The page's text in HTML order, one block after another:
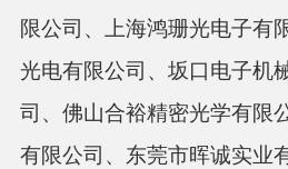
限公司、上海鸿珊光电子有
光电有限公司、坂口电子机
司、佛山合裕精密光学有限
有限公司、东莞市晖诚实业